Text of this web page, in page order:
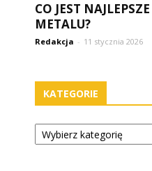
CO JEST
METALU?
Redakcja - 11 stycznia 2026
KATEGORIE
Kategorie